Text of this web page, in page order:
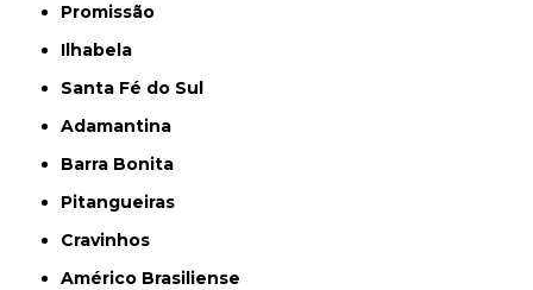
Promissão
Ilhabela
Santa Fé do Sul
Adamantina
Barra Bonita
Pitangueiras
Cravinhos
Américo Brasiliense